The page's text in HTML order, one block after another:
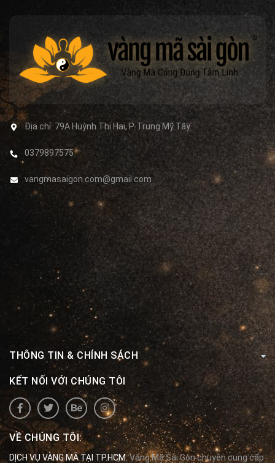
Địa chỉ: 79A Huỳnh Thị Hai, P. Trung Mỹ Tây
0379897575
vangmasaigon.com@gmail.com
THÔNG TIN & CHÍNH SÁCH
KẾT NỐI VỚI CHÚNG TÔI
VỀ CHÚNG TÔI:
DỊCH VỤ VÀNG MÃ TẠI TP.HCM: Vàng Mã Sài Gòn chuyên cung cấp